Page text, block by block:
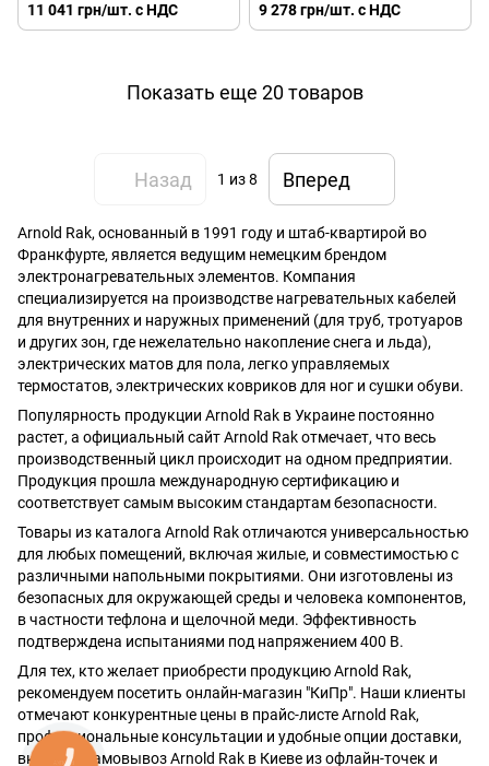
11 041 грн/шт. с НДС 9 278 грн/шт. с НДС
Показать еще 20 товаров
Назад 1 из 8 Вперед
Arnold Rak, основанный в 1991 году и штаб-квартирой во
Франкфурте, является ведущим немецким брендом
электронагревательных элементов. Компания
специализируется на производстве нагревательных кабелей
для внутренних и наружных применений (для труб, тротуаров
и других зон, где нежелательно накопление снега и льда),
электрических матов для пола, легко управляемых
термостатов, электрических ковриков для ног и сушки обуви.
Популярность продукции Arnold Rak в Украине постоянно
растет, а официальный сайт Arnold Rak отмечает, что весь
производственный цикл происходит на одном предприятии.
Продукция прошла международную сертификацию и
соответствует самым высоким стандартам безопасности.
Товары из каталога Arnold Rak отличаются универсальностью
для любых помещений, включая жилые, и совместимостью с
различными напольными покрытиями. Они изготовлены из
безопасных для окружающей среды и человека компонентов,
в частности тефлона и щелочной меди. Эффективность
подтверждена испытаниями под напряжением 400 В.
Для тех, кто желает приобрести продукцию Arnold Rak,
рекомендуем посетить онлайн-магазин "КиПр". Наши клиенты
отмечают конкурентные цены в прайс-листе Arnold Rak,
профессиональные консультации и удобные опции доставки,
включая самовывоз Arnold Rak в Киеве из офлайн-точек и
КНОПКА